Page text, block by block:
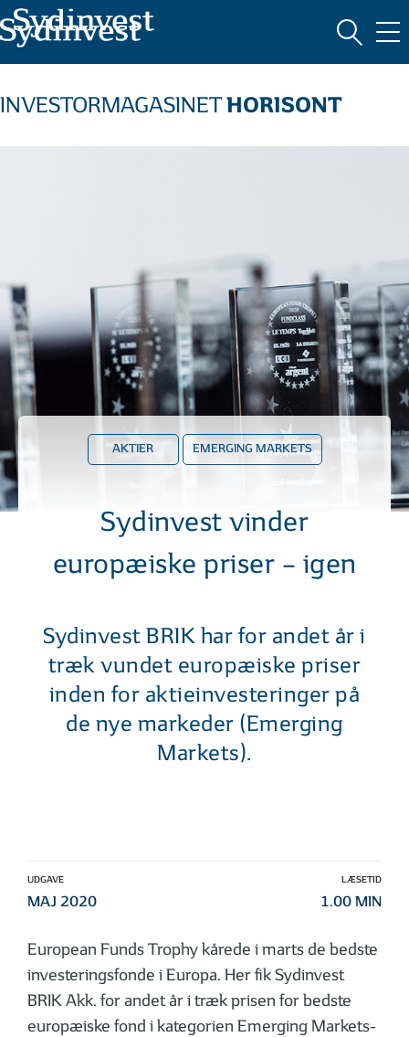
MARKEDSFØRINGSMATERIALE
INVESTORMAGASINETHORISONT
AKTIER EMERGING MARKETS
Sydinvest vinder
europæiske priser – igen
Sydinvest BRIK har for andet år i
træk vundet europæiske priser
inden for aktieinvesteringer på
de nye markeder (Emerging
Markets).
UDGAVE
MAJ 2020
LÆSETID
1.00 MIN
European Funds Trophy kårede i marts de bedste
investeringsfonde i Europa. Her fik Sydinvest
BRIK Akk. for andet år i træk prisen for bedste
europæiske fond i kategorien Emerging Markets-